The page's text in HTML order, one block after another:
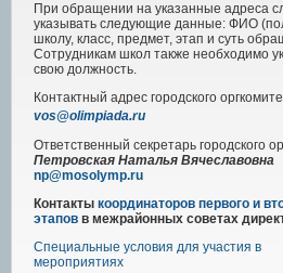
При обращении на указанные адреса
указывать следующие данные: ФИО
школу, класс, предмет, этап и суть
Сотрудникам школ также необходимо
свою должность.
Контактный адрес городского
vos@olimpiada.ru
Ответственный секретарь городского
Петровская Наталья Вячеславовна
np@mosolymp.ru
Контакты координаторов первого и
этапов в межрайонных советах
Специальные условия для участия в
мероприятиях